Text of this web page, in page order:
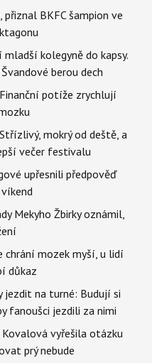
BKFC šampion ve
kolegyně do kapsy.
berou dech
potíže zrychlují
mokrý od deště, a
večer festivalu
upřesnili předpověď
Mekyho Žbirky oznámil,
mozek myší, u lidí
důkaz
jezdit na turné: Budují si
fanoušci jezdili za nimi
Kovalová vyřešila otázku
prý nebude